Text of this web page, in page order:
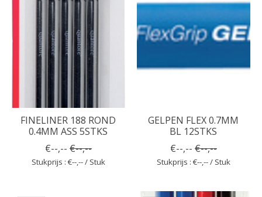
FINELINER 188 ROND
0.4MM ASS 5STKS
€--,-- €--,--
Stukprijs : €--,-- / Stuk
GELPEN FLEX 0.7MM
BL 12STKS
€--,-- €--,--
Stukprijs : €--,-- / Stuk